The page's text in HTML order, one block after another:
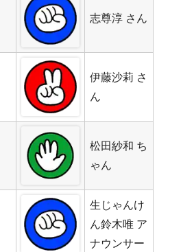
志尊淳 さん
伊藤沙莉 さ
ん
松田紗和 ち
ゃん
生じゃんけ
ん鈴木唯 ア
ナウンサー